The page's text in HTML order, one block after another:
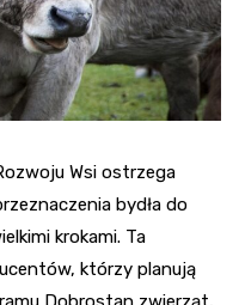
Wsi ostrzega
bydła do
krokami. Ta
którzy planują